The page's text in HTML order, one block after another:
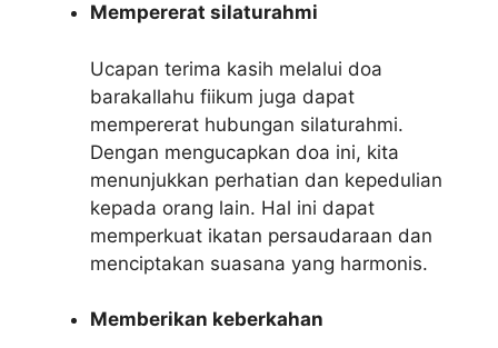
Mempererat silaturahmi
Ucapan terima kasih melalui doa
barakallahu fiikum juga dapat
mempererat hubungan silaturahmi.
Dengan mengucapkan doa ini, kita
menunjukkan perhatian dan kepedulian
kepada orang lain. Hal ini dapat
memperkuat ikatan persaudaraan dan
menciptakan suasana yang harmonis.
Memberikan keberkahan